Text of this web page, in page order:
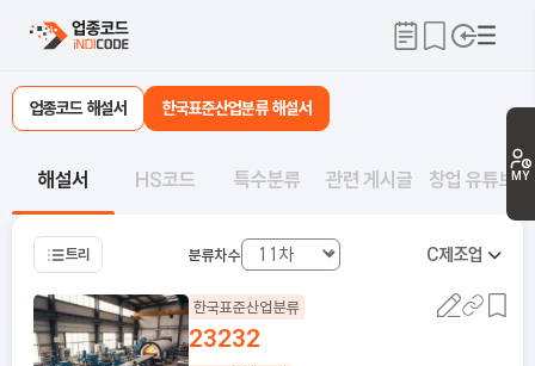
MY
업종코드 해설서 한국표준산업분류 해설서
해설서 HS코드 특수분류 관련 게시글 창업 유튜브
트리 분류차수 C제조업
한국표준산업분류
23232